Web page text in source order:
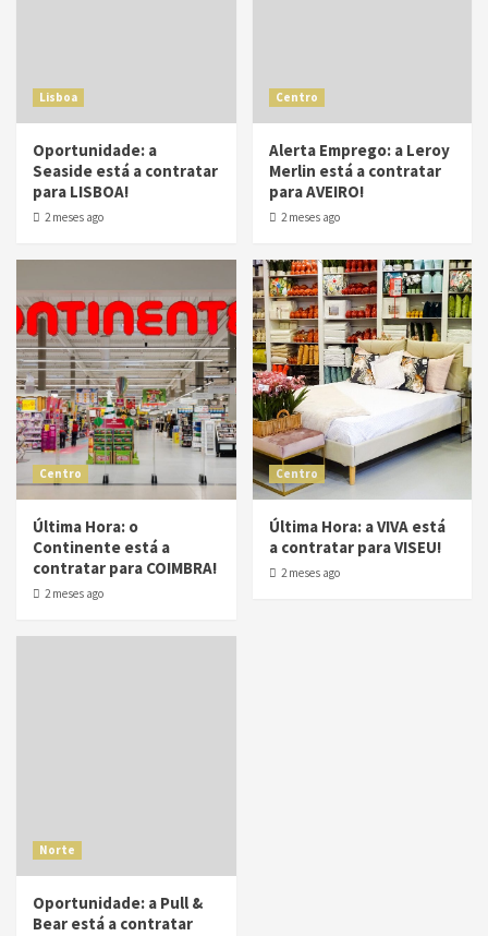
Lisboa
Oportunidade: a
Seaside está a contratar
para LISBOA!
2 meses ago
Centro
Alerta Emprego: a Leroy
Merlin está a contratar
para AVEIRO!
2 meses ago
Centro
Última Hora: o
Continente está a
contratar para COIMBRA!
2 meses ago
Centro
Última Hora: a VIVA está
a contratar para VISEU!
2 meses ago
Norte
Oportunidade: a Pull &
Bear está a contratar